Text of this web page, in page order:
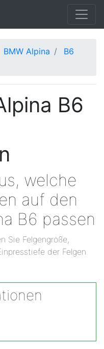
BMW Alpina
B6
B6
welche
auf den
B6 passen
Sie Felgengröße,
der Felgen